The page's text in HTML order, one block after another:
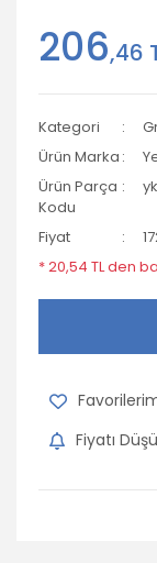
206,46
Kategori
Ürün Marka
Ürün Parça
Kodu
Fiyat
* 20,54 TL den
Fiyatı